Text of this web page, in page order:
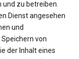
und zu betreiben.
Dienst angesehen
und
von
der Inhalt eines